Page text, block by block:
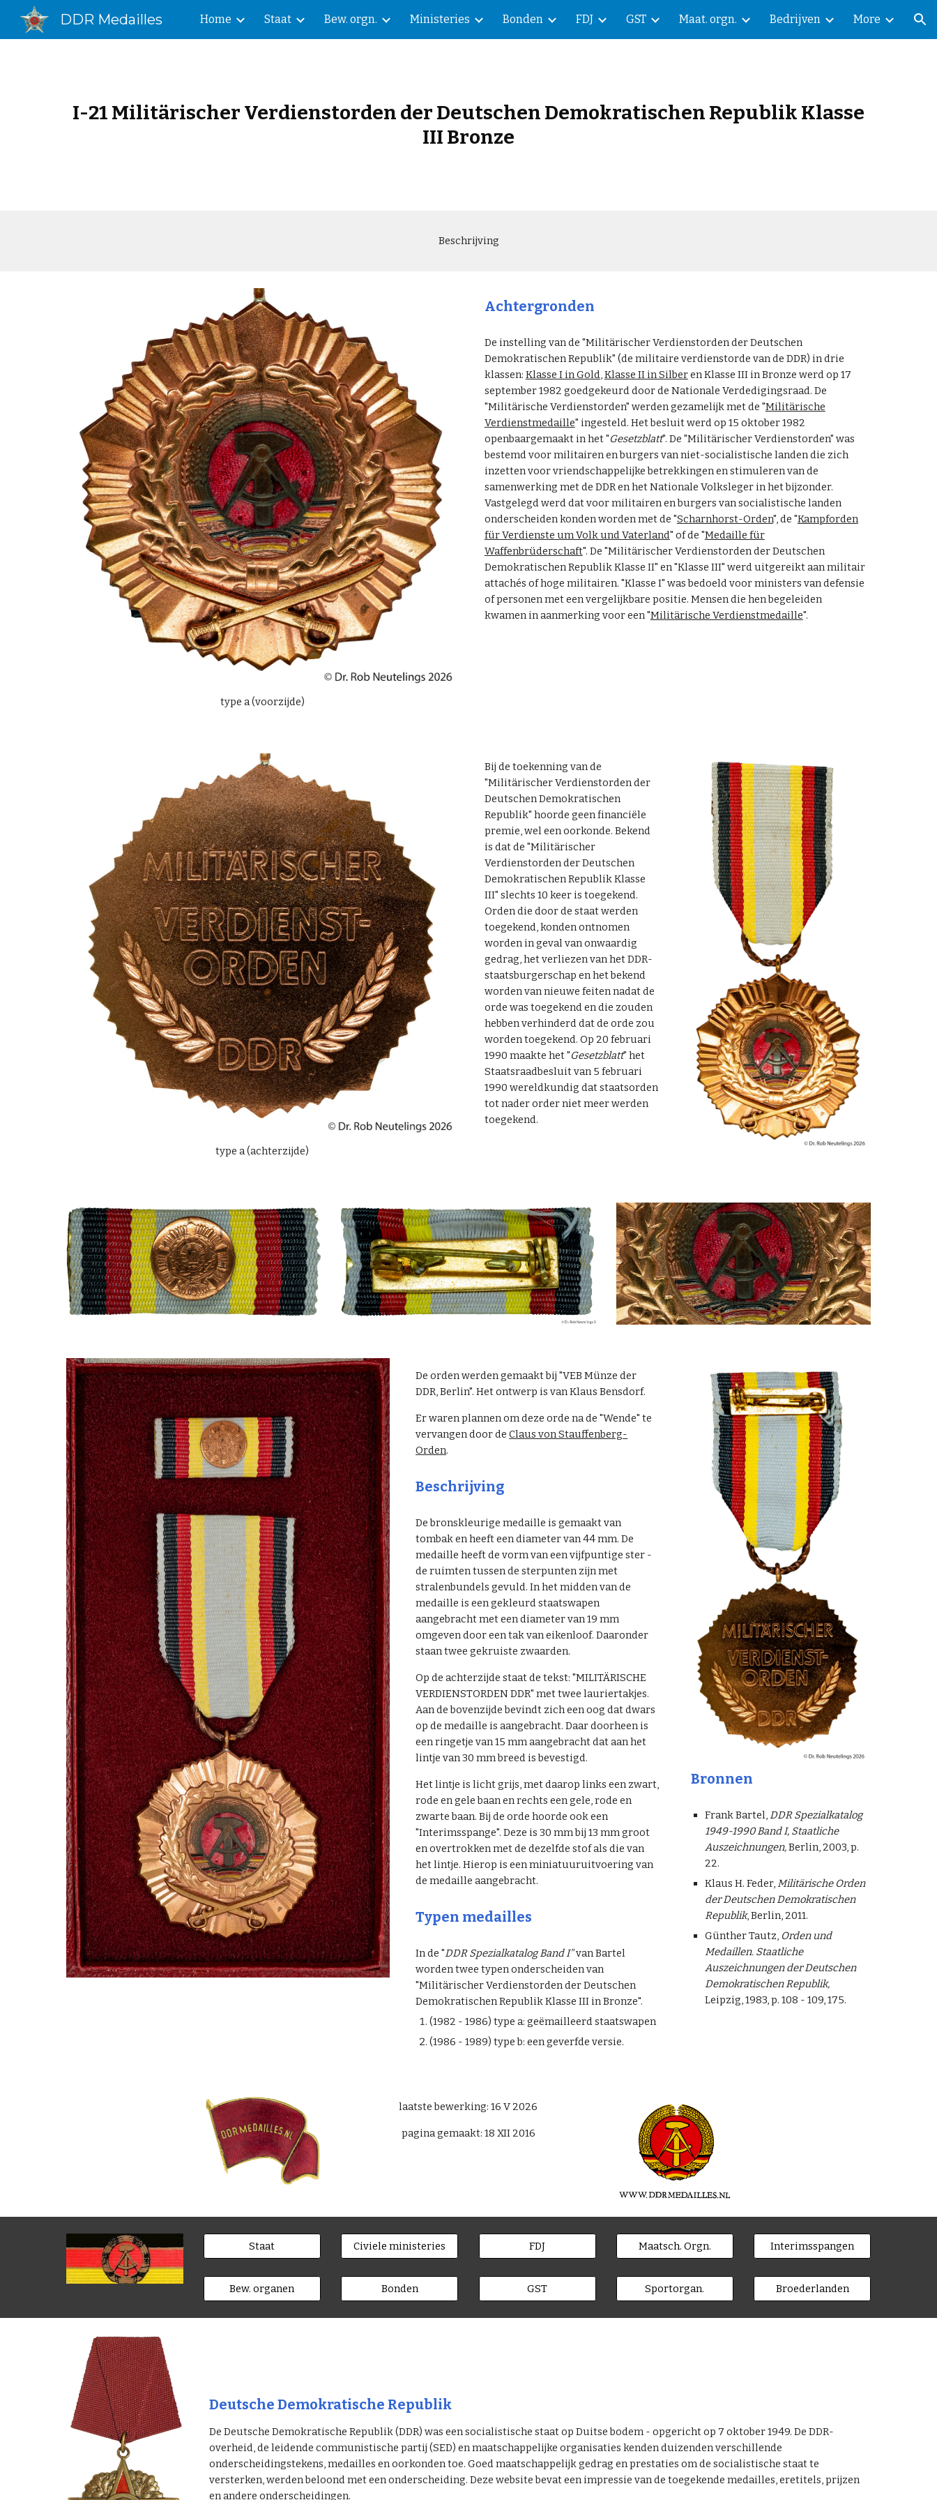
Skip to main content Skip to navigation
DDR Medailles Home Staat Bew. orgn. Ministeries Bonden FDJ GST Maat. orgn. Bedrijven More
I-21 Militärischer Verdienstorden der Deutschen Demokratischen Republik Klasse
III Bronze
Beschrijving
type a (voorzijde)
Achtergronden
De instelling van de "Militärischer Verdienstorden der Deutschen
Demokratischen Republik" (de militaire verdienstorde van de DDR) in drie
klassen: Klasse I in Gold,Klasse II in Silberen Klasse III in Bronze werd op 17
september 1982 goedgekeurd door de Nationale Verdedigingsraad. De
"Militärische Verdienstorden" werden gezamelijk met de "Militärische
Verdienstmedaille" ingesteld. Het besluit werd op 15 oktober 1982
openbaargemaakt in het "Gesetzblatt". De "Militärischer Verdienstorden" was
bestemd voor militairen en burgers van niet-socialistische landen die zich
inzetten voor vriendschappelijke betrekkingen en stimuleren van de
samenwerking met de DDR en het Nationale Volksleger in het bijzonder.
Vastgelegd werd dat voor militairen en burgers van socialistische landen
onderscheiden konden worden met de "Scharnhorst-Orden", de "Kampforden
für Verdienste um Volk und Vaterland" of de "Medaille für
Waffenbrüderschaft". De "Militärischer Verdienstorden der Deutschen
Demokratischen Republik Klasse II" en "Klasse III" werd uitgereikt aan militair
attachés of hoge militairen. "Klasse I" was bedoeld voor ministers van defensie
of personen met een vergelijkbare positie. Mensen die hen begeleiden
kwamen in aanmerking voor een "Militärische Verdienstmedaille".
type a(achterzijde)
Bij de toekenning van de
"Militärischer Verdienstorden der
Deutschen Demokratischen
Republik" hoorde geen financiële
premie, wel een oorkonde. Bekend
is dat de "Militärischer
Verdienstorden der Deutschen
Demokratischen Republik Klasse
III" slechts 10 keer is toegekend.
Orden die door de staat werden
toegekend, konden ontnomen
worden in geval van onwaardig
gedrag, het verliezen van het DDR-
staatsburgerschap en het bekend
worden van nieuwe feiten nadat de
orde was toegekend en die zouden
hebben verhinderd dat de orde zou
worden toegekend. Op 20 februari
1990 maakte het "Gesetzblatt" het
Staatsraadbesluit van 5 februari
1990 wereldkundig dat staatsorden
tot nader order niet meer werden
toegekend.
De orden werden gemaakt bij "VEB Münze der
DDR, Berlin". Het ontwerp is van Klaus Bensdorf.
Er waren plannen om deze orde na de "Wende" te
vervangen door deClaus von Stauffenberg-
Orden.
Beschrijving
De bronskleurige medaille is gemaakt van
tombak en heeft een diameter van 44 mm. De
medaille heeft de vorm van een vijfpuntige ster -
de ruimten tussen de sterpunten zijn met
stralenbundels gevuld. In het midden van de
medaille is een gekleurd staatswapen
aangebracht met een diameter van 19 mm
omgeven door een tak van eikenloof. Daaronder
staan twee gekruiste zwaarden.
Op de achterzijde staat de tekst: "MILITÄRISCHE
VERDIENSTORDEN DDR" met twee lauriertakjes.
Aan de bovenzijde bevindt zich een oog dat dwars
op de medaille is aangebracht. Daar doorheen is
een ringetje van 15 mm aangebracht dat aan het
lintje van 30 mm breed is bevestigd.
Het lintje is licht grijs, met daarop links een zwart,
rode en gele baan en rechts een gele, rode en
zwarte baan. Bij de orde hoorde ook een
"Interimsspange". Deze is 30 mm bij 13 mm groot
en overtrokken met de dezelfde stof als die van
het lintje. Hierop is een miniatuuruitvoering van
de medaille aangebracht.
Typen medailles
In de "DDR Spezialkatalog Band I"van Bartel
worden twee typen onderscheiden van
"Militärischer Verdienstorden der Deutschen
Demokratischen Republik Klasse III in Bronze".
(1982 - 1986) type a: geëmailleerd staatswapen
(1986 - 1989) type b: een geverfde versie.
Bronnen
Frank Bartel,DDR Spezialkatalog
1949-1990 Band I, Staatliche
Auszeichnungen,Berlin, 2003, p.
22.
Klaus H. Feder,Militärische Orden
der Deutschen Demokratischen
Republik, Berlin, 2011.
Günther Tautz, Orden und
Medaillen. Staatliche
Auszeichnungen der Deutschen
Demokratischen Republik,
Leipzig, 1983, p. 108 - 109, 175.
laatste bewerking: 16 V 2026
pagina gemaakt: 18 XII 2016
Staat
Bew. organen
Civiele ministeries
Bonden
FDJ
GST
Maatsch. Orgn.
Sportorgan.
Interimsspangen
Broederlanden
Deutsche Demokratische Republik
De Deutsche Demokratische Republik (DDR) was een socialistische staat op Duitse bodem - opgericht op 7 oktober 1949. De DDR-
overheid, de leidende communistische partij (SED) en maatschappelijke organisaties kenden duizenden verschillende
onderscheidingstekens, medailles en oorkonden toe. Goed maatschappelijk gedrag en prestaties om de socialistische staat te
versterken, werden beloond met een onderscheiding. Deze website bevat een impressie van de toegekende medailles, eretitels, prijzen
en andere onderscheidingen.